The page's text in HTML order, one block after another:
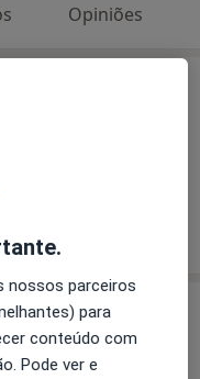
Opiniões
nossos parceiros
para
conteúdo com
Pode ver e